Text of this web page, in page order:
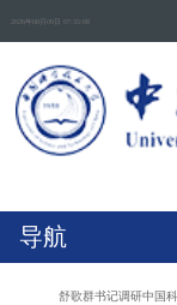
2026年08月09日 07:35:08
导航
舒歌群书记调研中国